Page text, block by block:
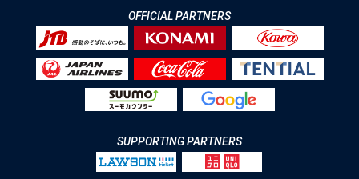
OFFICIAL PARTNERS
SUPPORTING PARTNERS